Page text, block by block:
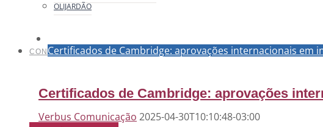
OLIJARDÃO
CONTATOCertificados de Cambridge: aprovações internacionais em
Certificados de Cambridge: aprovações
Verbus Comunicação 2025-04-30T10:10:48-03:00